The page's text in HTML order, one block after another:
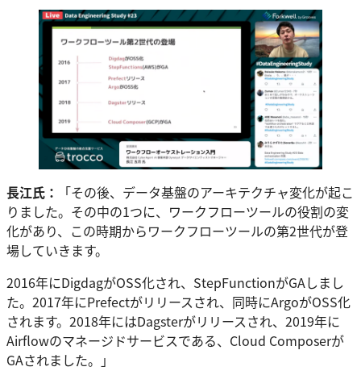
長江氏：
「その後、データ基盤のアーキテクチャ変化が起こ
りました。その中の1つに、ワークフローツールの役割の変
化があり、この時期からワークフローツールの第2世代が登
場していきます。
2016年にDigdagがOSS化され、StepFunctionがGAしまし
た。2017年にPrefectがリリースされ、同時にArgoがOSS化
されます。2018年にはDagsterがリリースされ、2019年に
Airflowのマネージドサービスである、Cloud Composerが
GAされました。」